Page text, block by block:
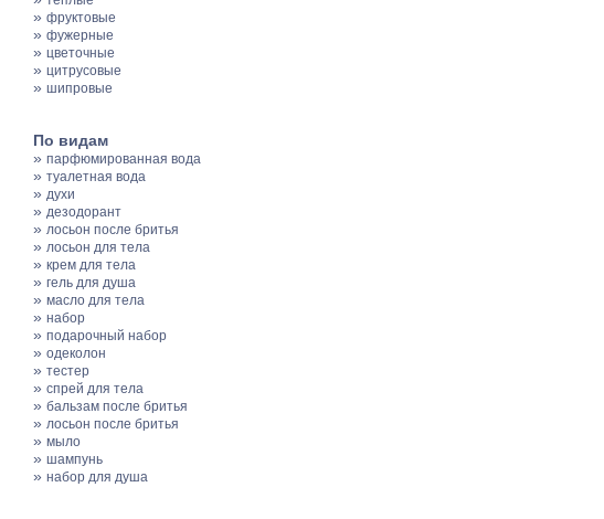
» фруктовые
» фужерные
» цветочные
» цитрусовые
» шипровые
По видам
» парфюмированная вода
» туалетная вода
» духи
» дезодорант
» лосьон после бритья
» лосьон для тела
» крем для тела
» гель для душа
» масло для тела
» набор
» подарочный набор
» одеколон
» тестер
» спрей для тела
» бальзам после бритья
» лосьон после бритья
» мыло
» шампунь
» набор для душа